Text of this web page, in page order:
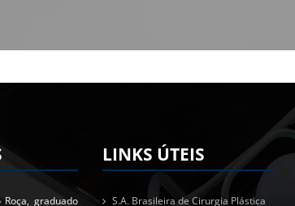
graduado
LINKS ÚTEIS
S.A. Brasileira de Cirurgia Plástica